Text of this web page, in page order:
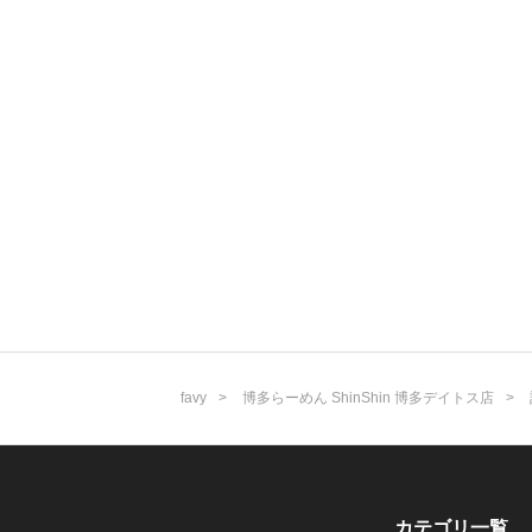
favy 博多らーめん ShinShin 博多デイトス店
カテゴリ一覧